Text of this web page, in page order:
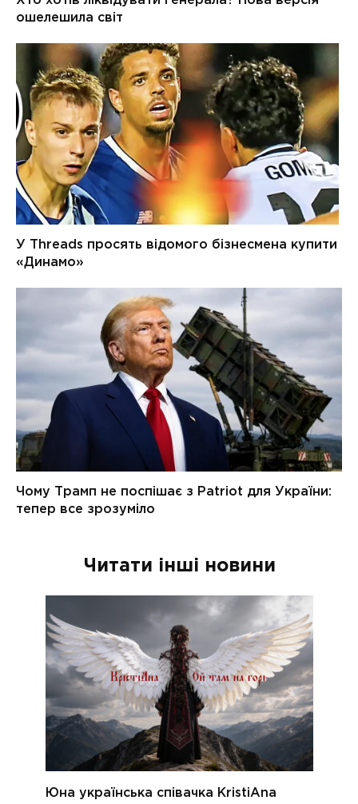
Читати інші новини
Юна українська співачка KristiAna